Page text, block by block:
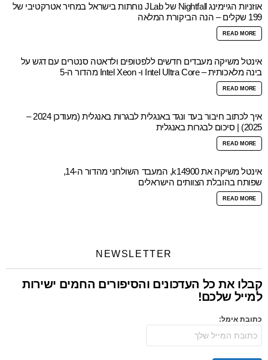
אוזניות הגיימינג Nightfall של JLab נוחתות בישראל במחיר אטרקטיבי של
199 שקלים – הנה הביקורת המלאה
READ MORE
אינטל משיקה מעבדים חדשים ללפטופים ולדאטה סנטרים עם דגש על
בינה מלאכותית – Intel Ultra Core ו- Intel Xeon מהדור ה-5
READ MORE
איך לכתוב חיבור בעד ונגד באנגלית לבגרות באנגלית (מעודכן 2024 –
2025) | סיכום לבגרות באנגלית
READ MORE
אינטל משיקה את k14900, המעבד השולחני מהדור ה-14,
שפותח בהובלת הצוותים הישראלים
READ MORE
NEWSLETTER
קבלו את כל העדכונים והסיפורים החמים ישירות
למייל שלכם!
כתובת אימל: